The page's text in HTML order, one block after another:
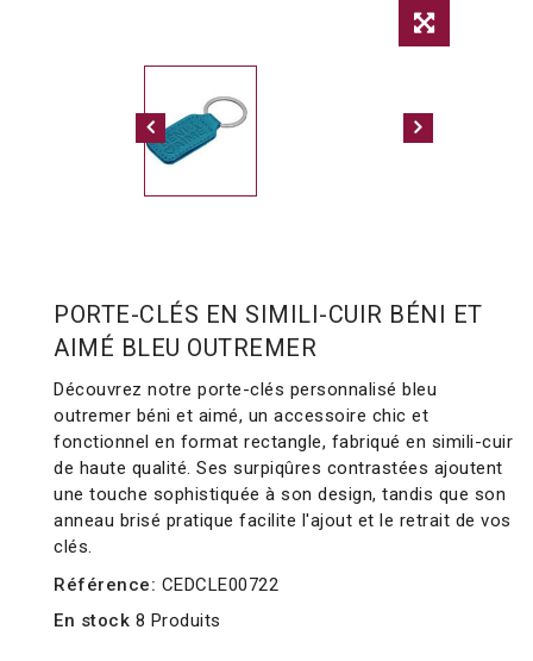
PORTE-CLÉS EN SIMILI-CUIR BÉNI ET
AIMÉ BLEU OUTREMER
Découvrez notre porte-clés personnalisé bleu
outremer béni et aimé, un accessoire chic et
fonctionnel en format rectangle, fabriqué en simili-cuir
de haute qualité. Ses surpiqûres contrastées ajoutent
une touche sophistiquée à son design, tandis que son
anneau brisé pratique facilite l'ajout et le retrait de vos
clés.
Référence: CEDCLE00722
En stock 8 Produits